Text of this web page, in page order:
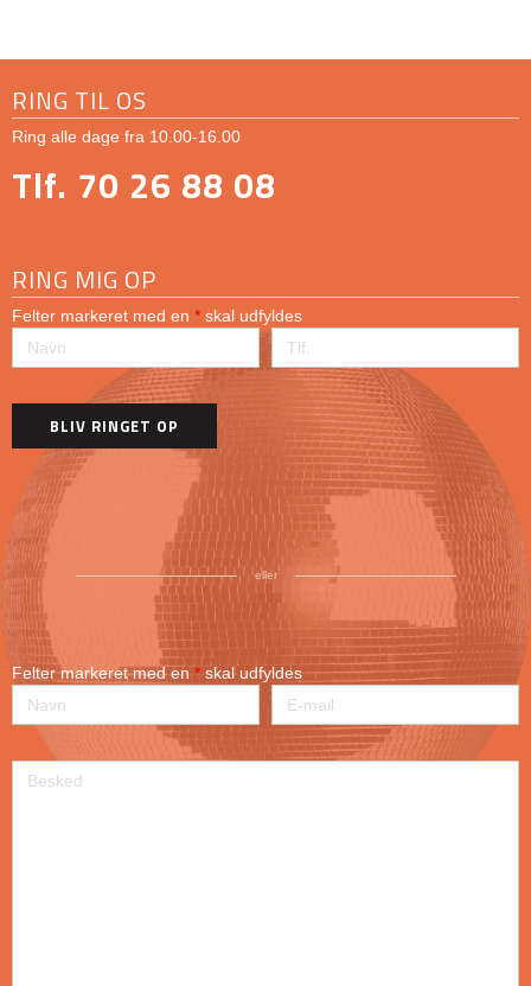
RING TIL OS
Ring alle dage fra 10.00-16.00
Tlf. 70 26 88 08
RING MIG OP
Felter markeret med en * skal udfyldes
eller
Felter markeret med en*skal udfyldes